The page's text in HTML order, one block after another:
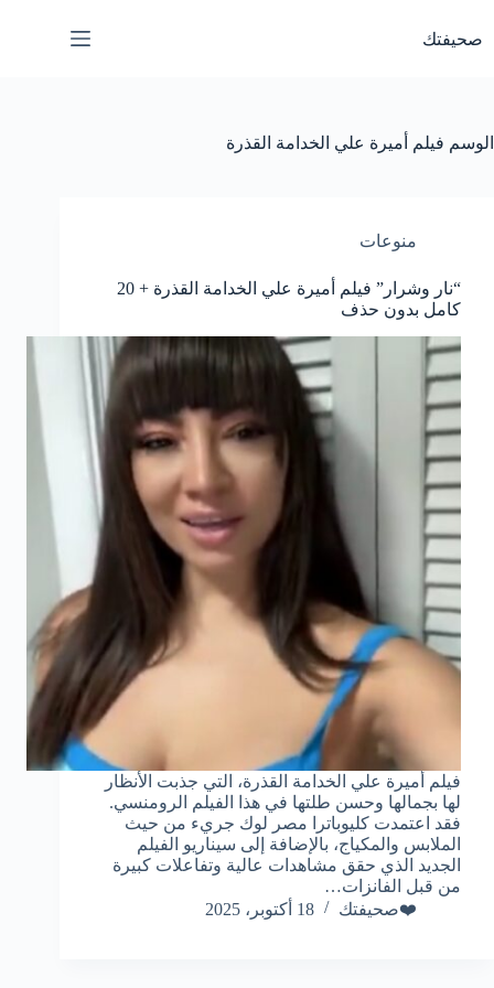
المحتوى
صحيفتك
الوسم فيلم أميرة علي الخدامة القذرة
منوعات
“نار وشرار” فيلم أميرة علي الخدامة القذرة + 20
كامل بدون حذف
فيلم أميرة علي الخدامة القذرة، التي جذبت الأنظار
لها بجمالها وحسن طلتها في هذا الفيلم الرومنسي.
فقد اعتمدت كليوباترا مصر لوك جريء من حيث
الملابس والمكياج، بالإضافة إلى سيناريو الفيلم
الجديد الذي حقق مشاهدات عالية وتفاعلات كبيرة
من قبل الفانزات…
❤️صحيفتك
18 أكتوبر، 2025